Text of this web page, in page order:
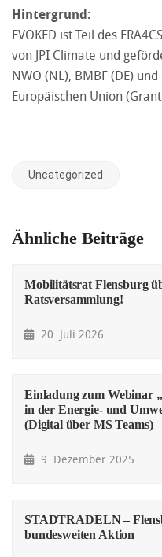
Hintergrund:
EVOKED ist Teil des
von JPI Climate und
NWO (NL), BMBF (DE)
Europäischen Union
Uncategorized
Ähnliche Beiträge
Mobilitätsrat Flensburg
Ratsversammlung!
20. Juli 2026
Einladung zum Webinar
in der Energie- und
(Digital über MS Teams)
9. Dezember 2025
STADTRADELN –
bundesweiten Aktion